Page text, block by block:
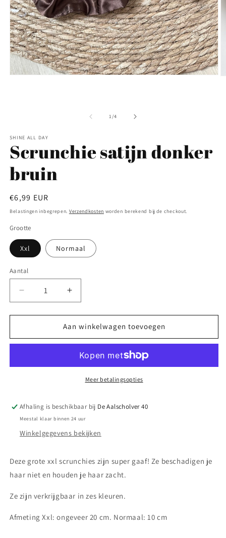
1/van
4
SHINE ALL DAY
Scrunchie satijn donker
bruin
Normale
prijs
€6,99 EUR
Belastingen inbegrepen. Verzendkosten worden berekend bij de checkout.
Grootte
Xxl Normaal
Aantal
Aantal
Aantal
verlagen
voor
satijn
Aantal
verhogen
voor
Scrunchie
satijn
bruin
Aan winkelwagen toevoegen
Meer betalingsopties
Afhaling is beschikbaar bij De Aalscholver 40
Meestal klaar binnen 24 uur
Winkelgegevens bekijken
Deze grote xxl scrunchies zijn super gaaf! Ze beschadigen je
haar niet en houden je haar zacht.
Ze zijn verkrijgbaar in zes kleuren.
Afmeting Xxl: ongeveer 20 cm. Normaal: 10 cm